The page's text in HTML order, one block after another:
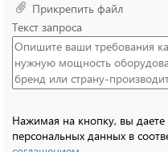
Прикрепить файл
Текст запроса
Нажимая на кнопку, вы даете
персональных данных в